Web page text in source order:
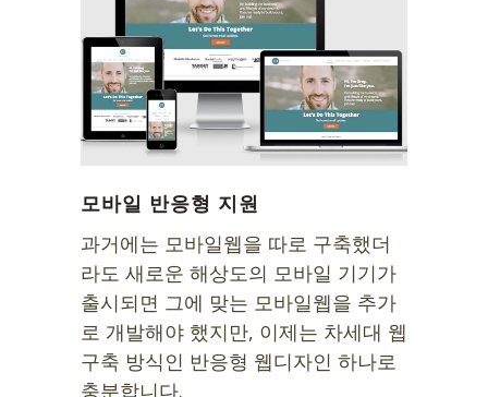
모바일 반응형 지원
과거에는 모바일웹을 따로 구축했더
라도 새로운 해상도의 모바일 기기가
출시되면 그에 맞는 모바일웹을 추가
로 개발해야 했지만, 이제는 차세대 웹
구축 방식인 반응형 웹디자인 하나로
충분합니다.